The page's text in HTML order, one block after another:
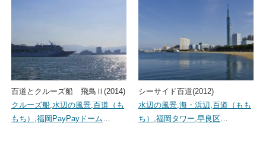
百道とクルーズ船 飛鳥Ⅱ(2014)
クルーズ船,水辺の風景,百道（も
もち） ,福岡PayPayドーム…
シーサイド百道(2012)
水辺の風景,海・浜辺,百道（もも
ち） ,福岡タワー,早良区…